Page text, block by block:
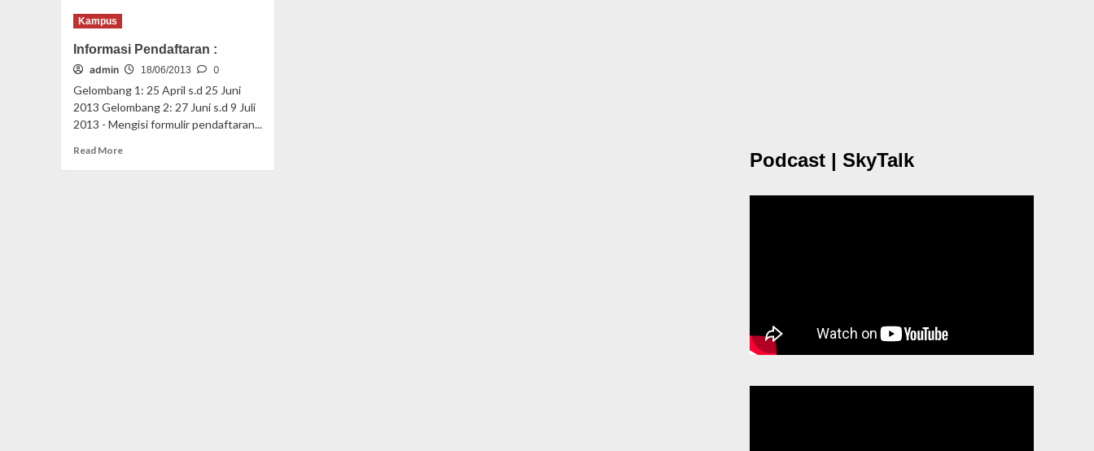
Kampus
Informasi Pendaftaran :
admin 18/06/2013 0
Gelombang 1: 25 April s.d 25 Juni
2013 Gelombang 2: 27 Juni s.d 9 Juli
2013 - Mengisi formulir pendaftaran...
Read More Podcast | SkyTalk